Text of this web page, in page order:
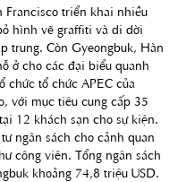
Francisco triển khai nhiều
hình vẽ graffiti và di dời
trung. Còn Gyeongbuk, Hàn
ở cho các đại biểu quanh
chức tổ chức APEC của
với mục tiêu cung cấp 35
12 khách sạn cho sự kiện.
ngân sách cho cảnh quan
công viên. Tổng ngân sách
khoảng 74,8 triệu USD.